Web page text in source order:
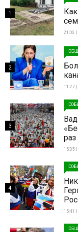
21:03 |
1
11:27 |
2
раз
15:35 |
3
15:41 |
4